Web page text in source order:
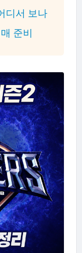
디서 보나
준비